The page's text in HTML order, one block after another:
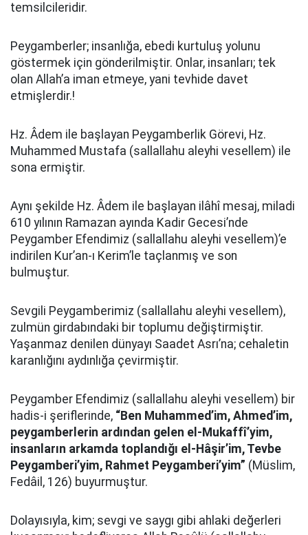
temsilcileridir.
Peygamberler; insanlığa, ebedi kurtuluş yolunu
göstermek için gönderilmiştir. Onlar, insanları; tek
olan Allah’a iman etmeye, yani tevhide davet
etmişlerdir.!
Hz. Âdem ile başlayan Peygamberlik Görevi, Hz.
Muhammed Mustafa (sallallahu aleyhi vesellem) ile
sona ermiştir.
Aynı şekilde Hz. Âdem ile başlayan ilâhî mesaj, miladi
610 yılının Ramazan ayında Kadir Gecesi’nde
Peygamber Efendimiz (sallallahu aleyhi vesellem)’e
indirilen Kur’an-ı Kerim’le taçlanmış ve son
bulmuştur.
Sevgili Peygamberimiz (sallallahu aleyhi vesellem),
zulmün girdabındaki bir toplumu değiştirmiştir.
Yaşanmaz denilen dünyayı Saadet Asrı’na; cehaletin
karanlığını aydınlığa çevirmiştir.
Peygamber Efendimiz (sallallahu aleyhi vesellem) bir
hadis-i şeriflerinde, “Ben Muhammed’im, Ahmed’im,
peygamberlerin ardından gelen el-Mukaffî’yim,
insanların arkamda toplandığı el-Hâşir’im, Tevbe
Peygamberi’yim, Rahmet Peygamberi’yim” (Müslim,
Fedâil, 126) buyurmuştur.
Dolayısıyla, kim; sevgi ve saygı gibi ahlaki değerleri